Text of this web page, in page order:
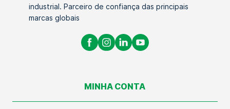
industrial. Parceiro de confiança das principais
marcas globais
MINHA CONTA